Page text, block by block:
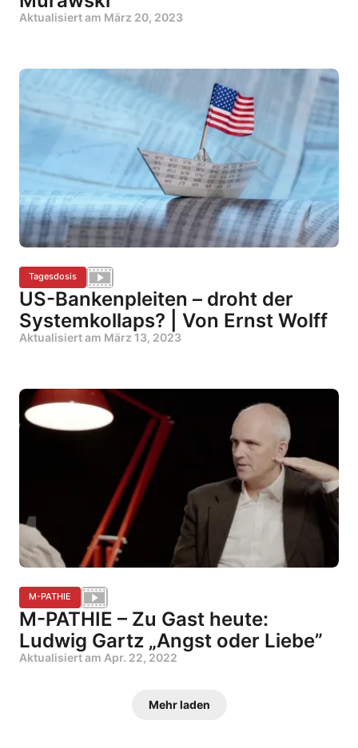
Aktualisiert am März 20, 2023
Tagesdosis
US-Bankenpleiten – droht der
Systemkollaps? | Von Ernst Wolff
Aktualisiert am März 13, 2023
M-PATHIE
M-PATHIE – Zu Gast heute:
Ludwig Gartz „Angst oder Liebe”
Aktualisiert am Apr. 22, 2022
Mehr laden